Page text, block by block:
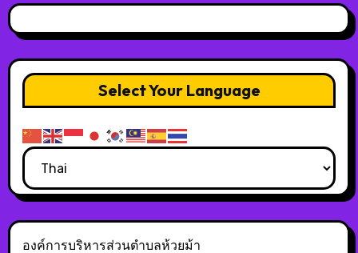
Select Your Language
องค์การบริหารส่วนตำบลห้วยม้า